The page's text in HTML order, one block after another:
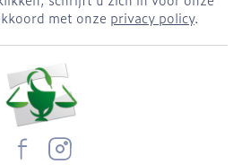
met onze privacy policy.